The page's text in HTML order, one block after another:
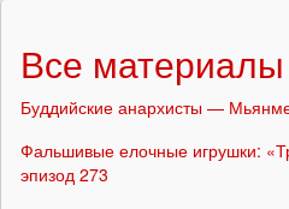
Все материалы
Буддийские анархисты —
Фальшивые елочные игрушки:
эпизод 273